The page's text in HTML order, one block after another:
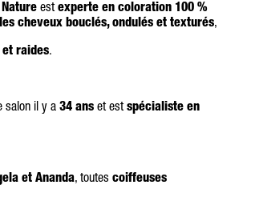
Nature estexperte en coloration 100 %
cheveux bouclés, ondulés et texturés,
et raides.
salon il y a 34 ans et estspécialiste en
et Ananda, toutes coiffeuses